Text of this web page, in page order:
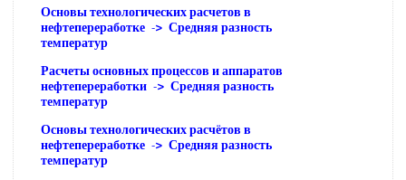
Основы технологических расчетов в
нефтепереработке -> Средняя разность
температур
Расчеты основных процессов и аппаратов
нефтепереработки -> Средняя разность
температур
Основы технологических расчётов в
нефтепереработке -> Средняя разность
температур